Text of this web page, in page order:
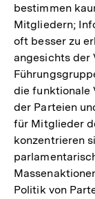
bestimmen
Mitgliedern;
oft besser zu
angesichts der
die funktionale
der Parteien
für Mitglieder
konzentrieren
Politik von